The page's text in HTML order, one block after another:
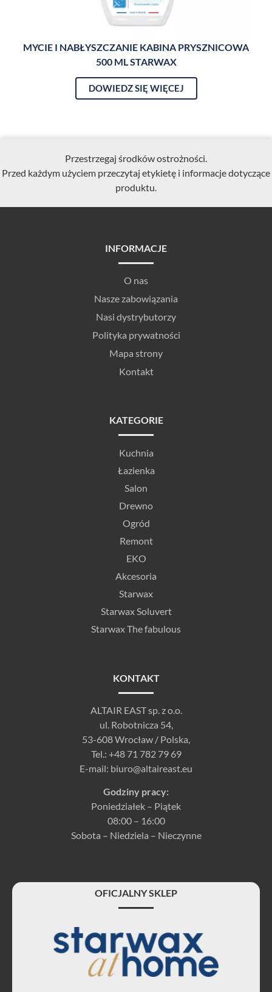
MYCIE I NABŁYSZCZANIE KABINA PRYSZNICOWA
500 ML STARWAX
DOWIEDZ SIĘ WIĘCEJ
Przestrzegaj środków ostrożności.
Przed każdym użyciem przeczytaj etykietę i informacje dotyczące
produktu.
INFORMACJE
O nas
Nasze zabowiązania
Nasi dystrybutorzy
Polityka prywatności
Mapa strony
Kontakt
KATEGORIE
Kuchnia
Łazienka
Salon
Drewno
Ogród
Remont
EKO
Akcesoria
Starwax
Starwax Soluvert
Starwax The fabulous
KONTAKT
ALTAIR EAST sp. z o.o.
ul. Robotnicza 54,
53-608 Wrocław / Polska,
Tel.: +48 71 782 79 69
E-mail: biuro@altaireast.eu
Godziny pracy:
Poniedziałek – Piątek
08:00 – 16:00
Sobota – Niedziela – Nieczynne
OFICJALNY SKLEP